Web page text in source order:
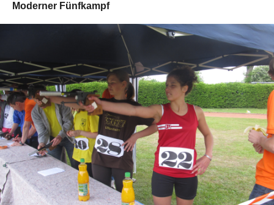
Moderner Fünfkampf